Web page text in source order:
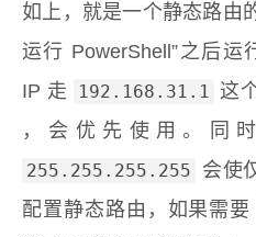
如上，就是一个静态路由
运行 PowerShell”之后运
IP 走
192.168.31.1 这
，会优先使用。同
255.255.255.255 会使
配置静态路由，如果需要